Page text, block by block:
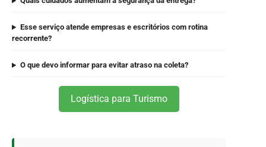
Esse serviço atende empresas e escritórios com rotina
recorrente?
O que devo informar para evitar atraso na coleta?
Logística para Turismo